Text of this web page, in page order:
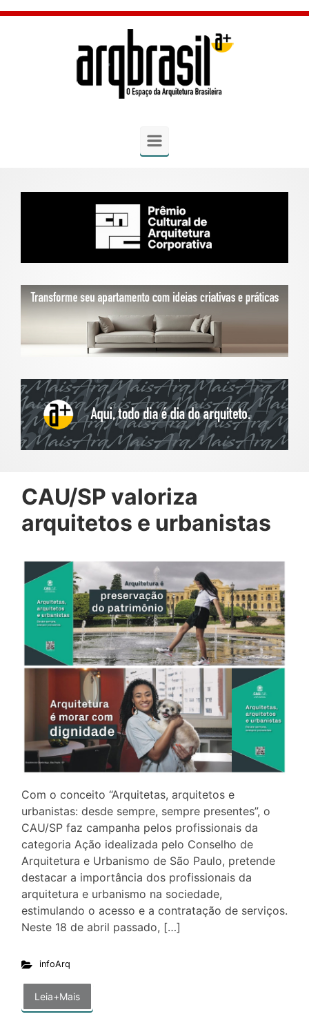
Skip to main content
CAU/SP valoriza
arquitetos e urbanistas
Com o conceito “Arquitetas, arquitetos e
urbanistas: desde sempre, sempre presentes”, o
CAU/SP faz campanha pelos profissionais da
categoria Ação idealizada pelo Conselho de
Arquitetura e Urbanismo de São Paulo, pretende
destacar a importância dos profissionais da
arquitetura e urbanismo na sociedade,
estimulando o acesso e a contratação de serviços.
Neste 18 de abril passado, […]
infoArq
Leia+Mais